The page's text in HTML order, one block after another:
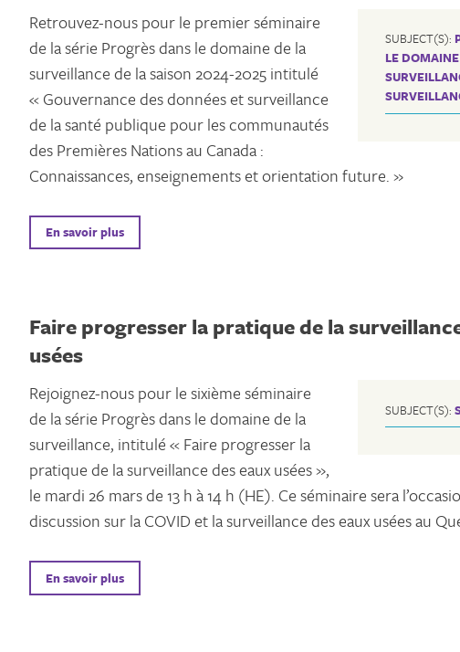
SUBJECT(S):
LE
Retrouvez-nous pour le premier séminaire
de la série Progrès dans le domaine de la
surveillance de la saison 2024-2025 intitulé
« Gouvernance des données et surveillance
de la santé publique pour les communautés
des Premières Nations au Canada :
Connaissances, enseignements et orientation future. »
En savoir plus
Faire progresser la pratique de la
usées
SUBJECT(S):
Rejoignez-nous pour le sixième séminaire
de la série Progrès dans le domaine de la
surveillance, intitulé « Faire progresser la
pratique de la surveillance des eaux usées »,
le mardi 26 mars de 13 h à 14 h (HE). Ce séminaire sera
discussion sur la COVID et la surveillance des eaux usées au
En savoir plus